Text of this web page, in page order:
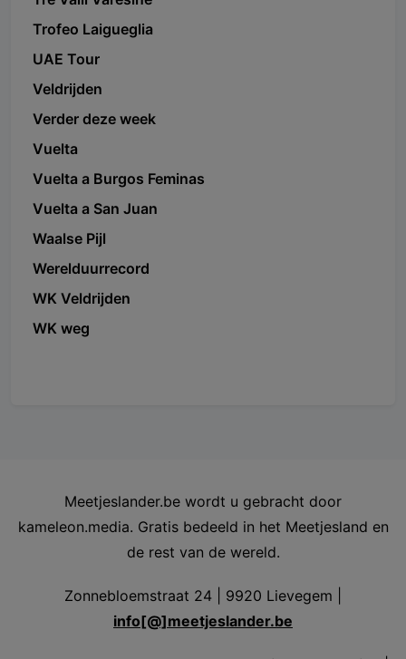
Trofeo Laigueglia
UAE Tour
Veldrijden
Verder deze week
Vuelta
Vuelta a Burgos Feminas
Vuelta a San Juan
Waalse Pijl
Werelduurrecord
WK Veldrijden
WK weg
Meetjeslander.be wordt u gebracht door
kameleon.media. Gratis bedeeld in het Meetjesland en
de rest van de wereld.
Zonnebloemstraat 24 | 9920 Lievegem |
info[@]meetjeslander.be